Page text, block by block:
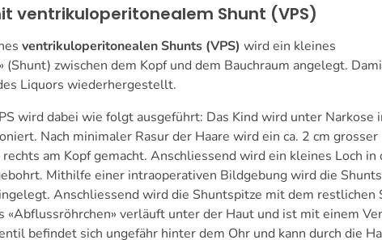
ventrikuloperitonealem Shunt (VPS)
ventrikuloperitonealen Shunts (VPS) wird ein kleines
(Shunt) zwischen dem Kopf und dem Bauchraum angelegt.
Liquors wiederhergestellt.
wird dabei wie folgt ausgeführt: Das Kind wird unter Narkose
Nach minimaler Rasur der Haare wird ein ca. 2 cm grosser
am Kopf gemacht. Anschliessend wird ein kleines Loch in
Mithilfe einer intraoperativen Bildgebung wird die
Anschliessend wird die Shuntspitze mit dem restlichen
«Abflussröhrchen» verläuft unter der Haut und ist mit einem
befindet sich ungefähr hinter dem Ohr und kann durch die